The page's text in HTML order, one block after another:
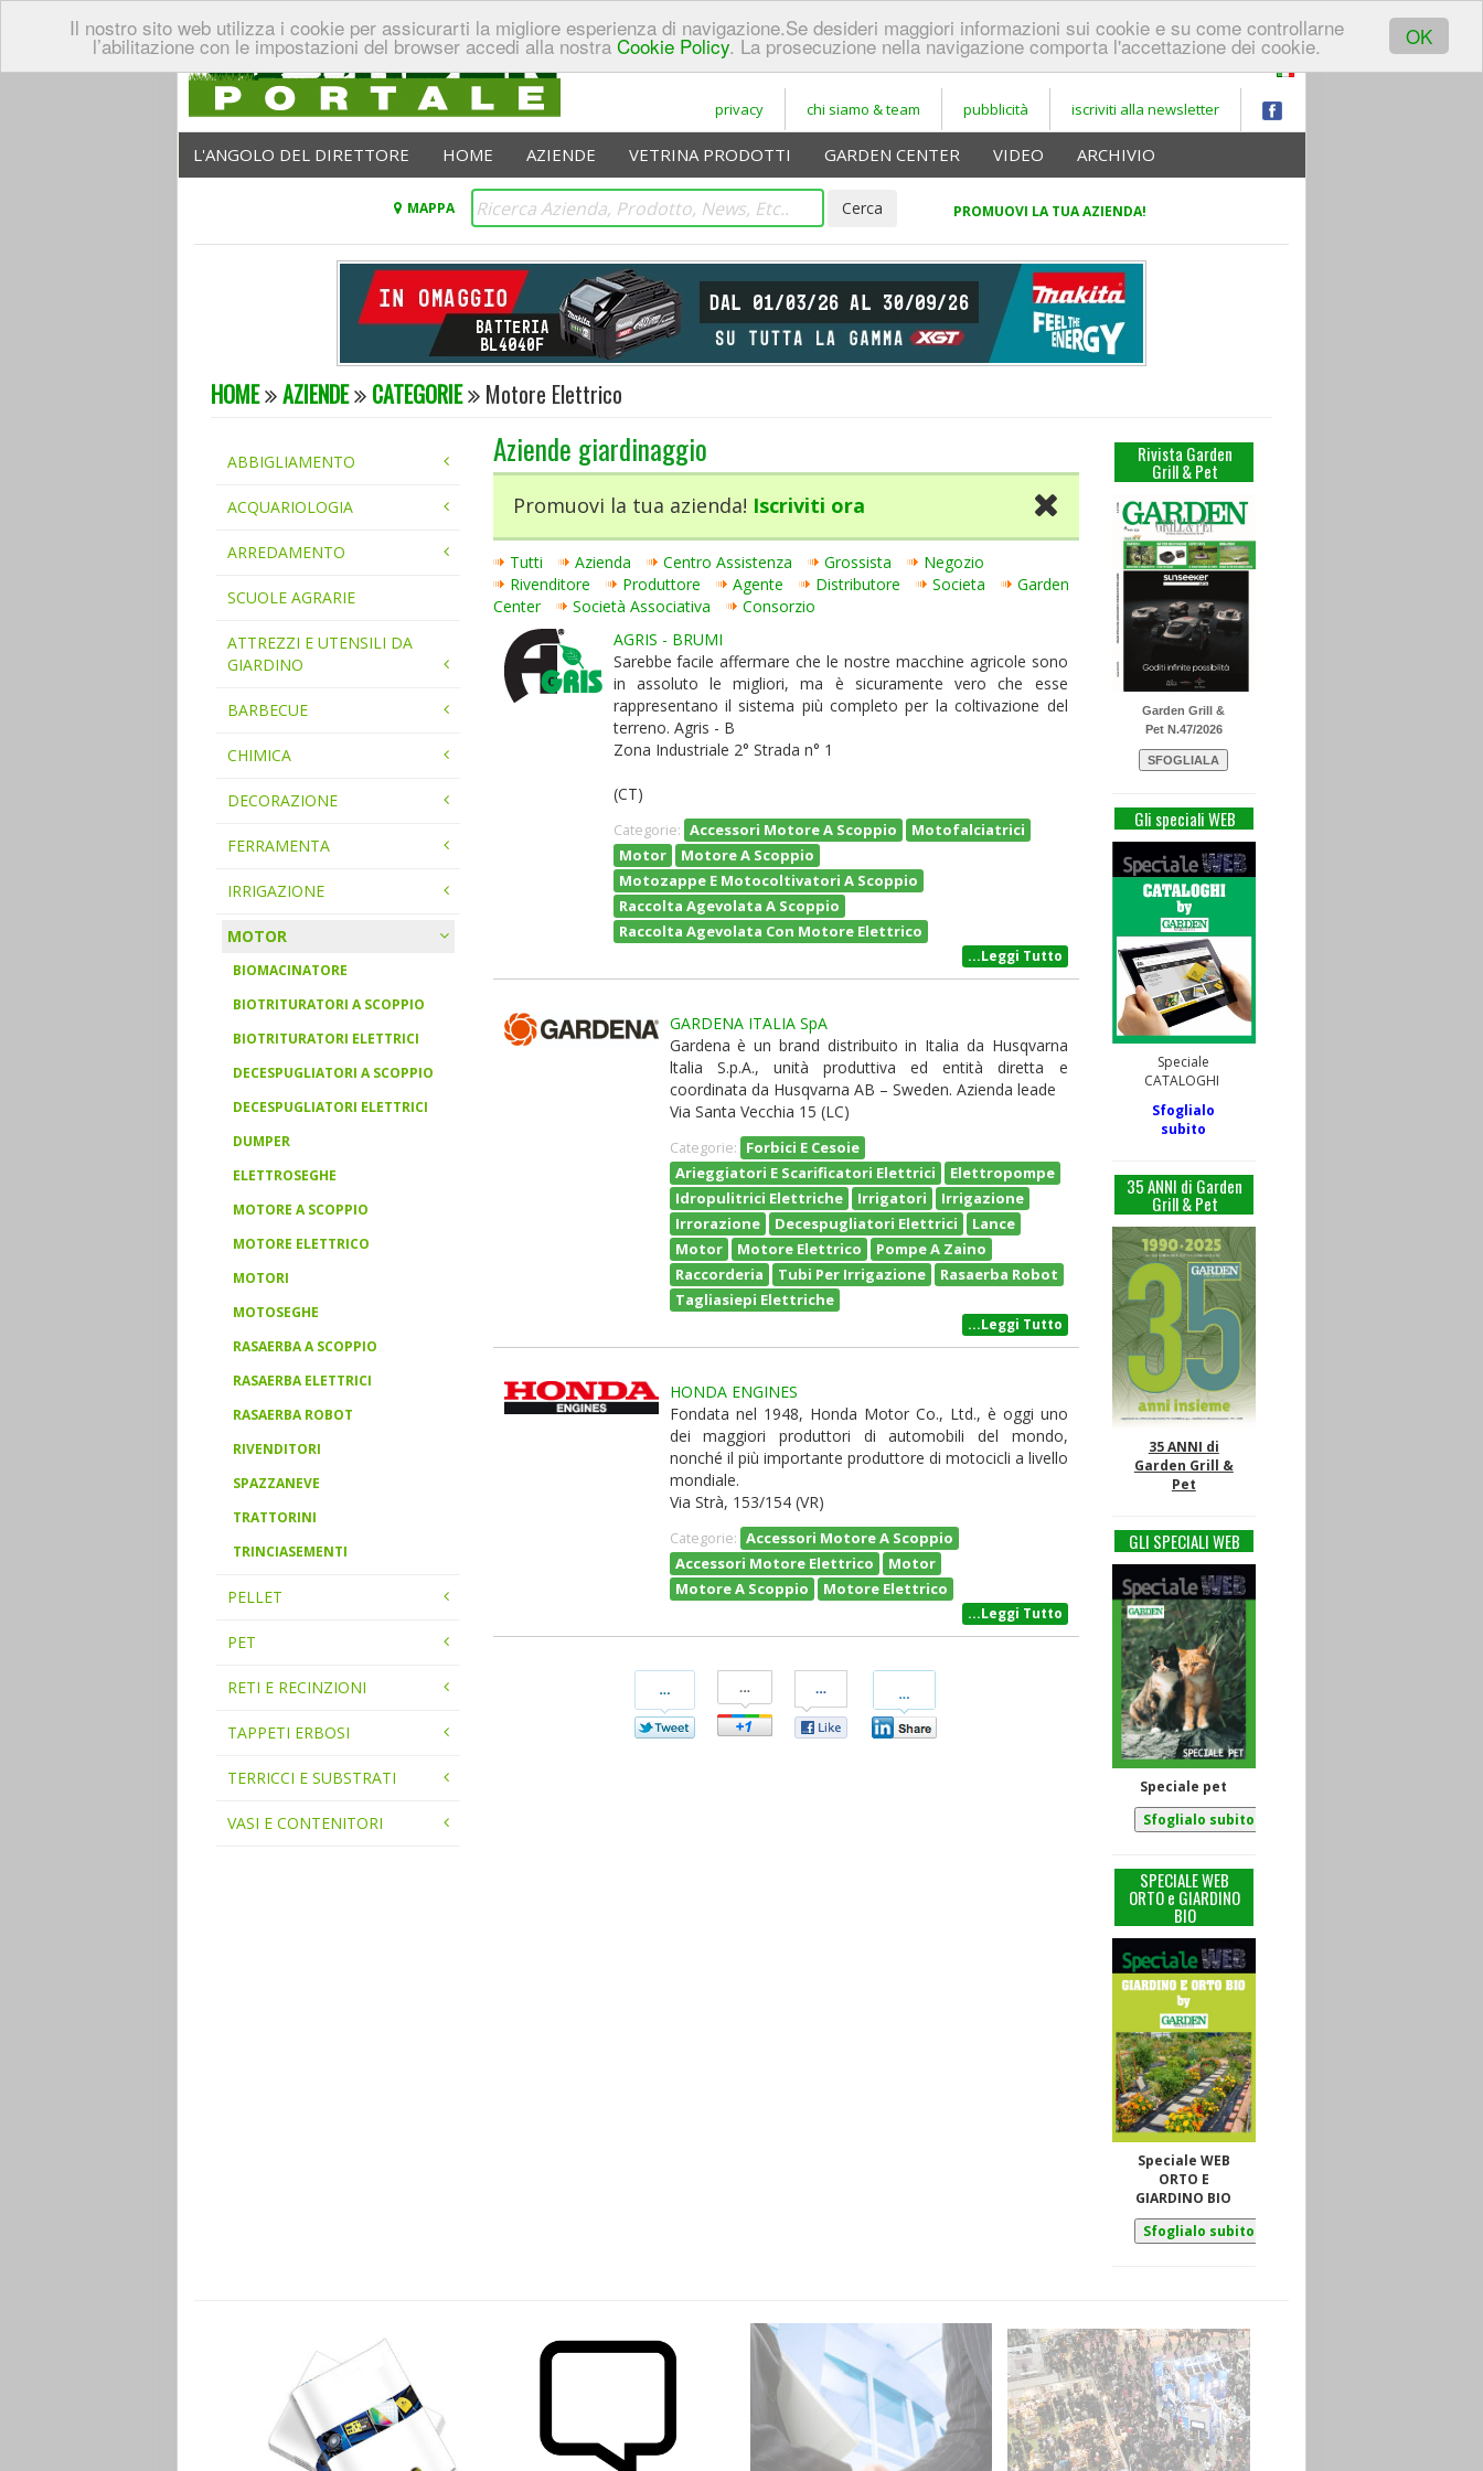
OK
Il nostro sito web utilizza i cookie per assicurarti la migliore esperienza di navigazione.Se desideri maggiori informazioni sui cookie e su come controllarne
l’abilitazione con le impostazioni del browser accedi alla nostra Cookie Policy. La prosecuzione nella navigazione comporta l'accettazione dei cookie.
GARDEN
PORTALE
LOGIN
privacy chi siamo & team pubblicità iscriviti alla newsletter
L'ANGOLO DEL DIRETTORE HOME AZIENDE VETRINA PRODOTTI GARDEN CENTER VIDEO ARCHIVIO
MAPPA PROMUOVI LA TUA AZIENDA!
HOME AZIENDE CATEGORIE Motore Elettrico
ABBIGLIAMENTO
ACQUARIOLOGIA
ARREDAMENTO
SCUOLE AGRARIE
ATTREZZI E UTENSILI DA
GIARDINO
BARBECUE
CHIMICA
DECORAZIONE
FERRAMENTA
IRRIGAZIONE
MOTOR
BIOMACINATORE
BIOTRITURATORI A SCOPPIO
BIOTRITURATORI ELETTRICI
DECESPUGLIATORI A SCOPPIO
DECESPUGLIATORI ELETTRICI
DUMPER
ELETTROSEGHE
MOTORE A SCOPPIO
MOTORE ELETTRICO
MOTORI
MOTOSEGHE
RASAERBA A SCOPPIO
RASAERBA ELETTRICI
RASAERBA ROBOT
RIVENDITORI
SPAZZANEVE
TRATTORINI
TRINCIASEMENTI
PELLET
PET
RETI E RECINZIONI
TAPPETI ERBOSI
TERRICCI E SUBSTRATI
VASI E CONTENITORI
Aziende giardinaggio
Promuovi la tua azienda! Iscriviti ora
Tutti Azienda Centro Assistenza Grossista
Negozio
Rivenditore
Produttore Agente Distributore Societa
Garden
Center
Società Associativa
Consorzio
AGRIS - BRUMI
Sarebbe facile affermare che le nostre macchine agricole sono
in assoluto le migliori, ma è sicuramente vero che esse
rappresentano il sistema più completo per la coltivazione del
terreno. Agris - B
Zona Industriale 2° Strada n° 1
(CT)
Categorie: Accessori Motore A Scoppio
Motofalciatrici
Motor
Motore A Scoppio
Motozappe E Motocoltivatori A Scoppio
Raccolta Agevolata A Scoppio
Raccolta Agevolata Con Motore Elettrico
...Leggi Tutto
GARDENA ITALIA SpA
Gardena è un brand distribuito in Italia da Husqvarna
ltalia S.p.A., unità produttiva ed entità diretta e
coordinata da Husqvarna AB – Sweden. Azienda leade
Via Santa Vecchia 15 (LC)
Categorie: Forbici E Cesoie
Arieggiatori E Scarificatori Elettrici
Elettropompe
Idropulitrici Elettriche
Irrigatori
Irrigazione
Irrorazione
Decespugliatori Elettrici
Lance
Motor
Motore Elettrico
Pompe A Zaino
Raccorderia
Tubi Per Irrigazione
Rasaerba Robot
Tagliasiepi Elettriche
...Leggi Tutto
HONDA ENGINES
Fondata nel 1948, Honda Motor Co., Ltd., è oggi uno
dei maggiori produttori di automobili del mondo,
nonché il più importante produttore di motocicli a livello
mondiale.
Via Strà, 153/154 (VR)
Categorie: Accessori Motore A Scoppio
Accessori Motore Elettrico
Motor
Motore A Scoppio
Motore Elettrico
...Leggi Tutto
Condividi
Su
Twitter
Condividi
Su
Google+
Condividi
Su
Facebook
Condividi
Su
Linkedin
Rivista Garden
Grill & Pet
Garden Grill &
Pet N.47/2026
Gli speciali WEB
Speciale
CATALOGHI
Sfoglialo
subito
35 ANNI di Garden
Grill & Pet
35 ANNI di
Garden Grill &
Pet
GLI SPECIALI WEB
Speciale pet
SPECIALE WEB
ORTO e GIARDINO
BIO
Speciale WEB
ORTO E
GIARDINO BIO